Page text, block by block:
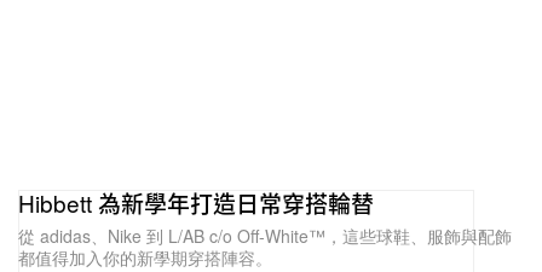
Hibbett 為新學年打造日常穿搭輪替
從 adidas、Nike 到 L/AB c/o Off-White™，這些球鞋、服飾與配飾
都值得加入你的新學期穿搭陣容。